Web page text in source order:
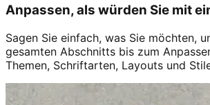
Anpassen, als würden Sie mit
Sagen Sie einfach, was Sie möchten,
gesamten Abschnitts bis zum
Themen, Schriftarten, Layouts und